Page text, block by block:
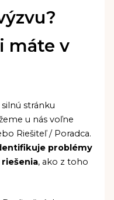
máte v
stránku
u nás voľne
Riešiteľ / Poradca.
problémy
, ako z toho